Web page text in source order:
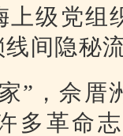
上级党组
间隐秘
”，佘厝
多革命